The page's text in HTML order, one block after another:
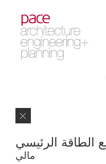
الطاقة الرئيسي
مالي